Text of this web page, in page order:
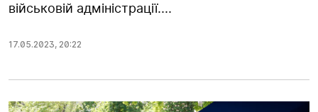
військовій адміністрації....
17.05.2023, 20:22